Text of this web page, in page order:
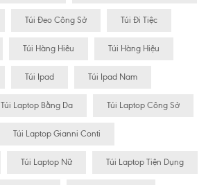
Túi Đeo Công Sở Túi Đi Tiệc
Túi Hàng Hiêu Túi Hàng Hiệu
Túi Ipad Túi Ipad Nam
Túi Laptop Bằng Da Túi Laptop Công Sở
Túi Laptop Gianni Conti
Túi Laptop Nữ Túi Laptop Tiện Dụng